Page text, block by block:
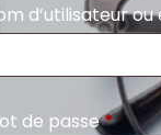
d’utilisateur
de passe*